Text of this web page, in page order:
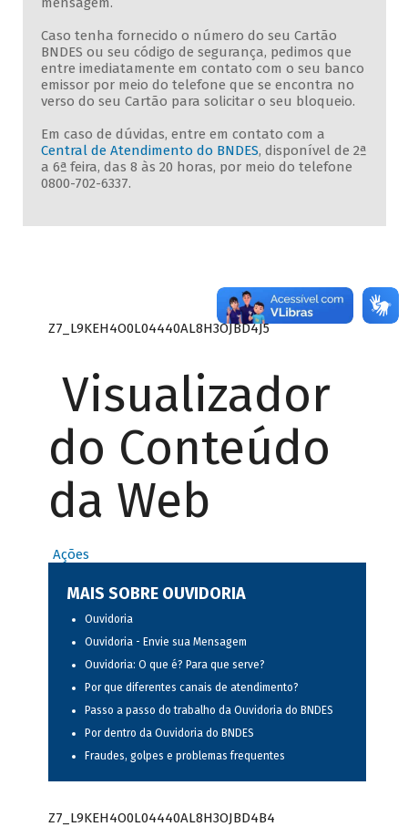
Caso tenha fornecido o número do seu Cartão
BNDES ou seu código de segurança, pedimos que
entre imediatamente em contato com o seu banco
emissor por meio do telefone que se encontra no
verso do seu Cartão para solicitar o seu bloqueio.
Em caso de dúvidas, entre em contato com a
Central de Atendimento do BNDES, disponível de 2ª
a 6ª feira, das 8 às 20 horas, por meio do telefone
0800-702-6337.
Z7_L9KEH4O0L04440AL8H3OJBD4J5
Visualizador
do Conteúdo
da Web
Ações
MAIS SOBRE OUVIDORIA
Ouvidoria
Ouvidoria - Envie sua Mensagem
Ouvidoria: O que é? Para que serve?
Por que diferentes canais de atendimento?
Passo a passo do trabalho da Ouvidoria do BNDES
Por dentro da Ouvidoria do BNDES
Fraudes, golpes e problemas frequentes
Z7_L9KEH4O0L04440AL8H3OJBD4B4